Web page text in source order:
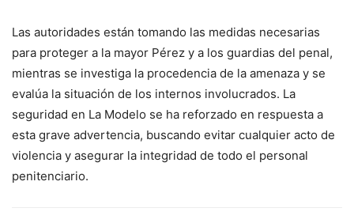
Las autoridades están tomando las medidas necesarias
para proteger a la mayor Pérez y a los guardias del penal,
mientras se investiga la procedencia de la amenaza y se
evalúa la situación de los internos involucrados. La
seguridad en La Modelo se ha reforzado en respuesta a
esta grave advertencia, buscando evitar cualquier acto de
violencia y asegurar la integridad de todo el personal
penitenciario.